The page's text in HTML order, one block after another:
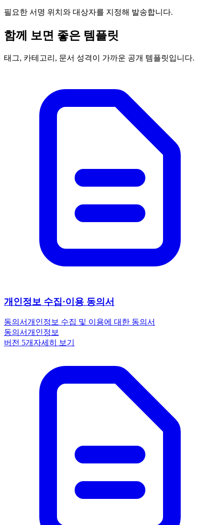
필요한 서명 위치와 대상자를 지정해 발송합니다.
함께 보면 좋은 템플릿
태그, 카테고리, 문서 성격이 가까운 공개 템플릿입니다.
개인정보 수집·이용 동의서
동의서개인정보 수집 및 이용에 대한 동의서
동의서개인정보
버전 5개 자세히 보기